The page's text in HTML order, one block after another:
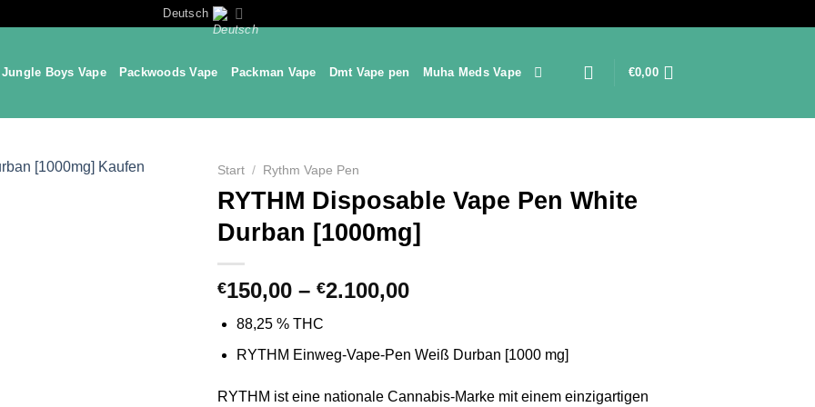
Deutsch
Jungle Boys Vape Packwoods Vape Packman Vape Dmt Vape pen Muha Meds Vape €0,00
Start / Rythm Vape Pen
RYTHM Disposable Vape Pen White
Durban [1000mg]
€150,00 – €2.100,00Preisspanne:
€2.100,00
88,25 % THC
RYTHM Einweg-Vape-Pen Weiß Durban [1000 mg]
RYTHM ist eine nationale Cannabis-Marke mit einem einzigartigen